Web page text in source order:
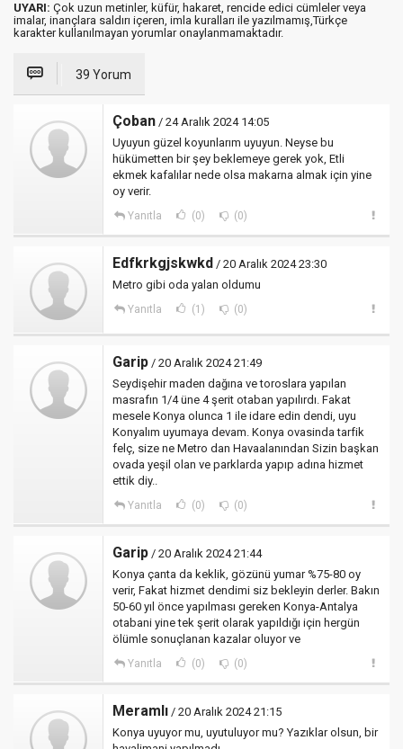
UYARI: Çok uzun metinler, küfür, hakaret, rencide edici cümleler veya
imalar, inançlara saldırı içeren, imla kuralları ile yazılmamış,Türkçe
karakter kullanılmayan yorumlar onaylanmamaktadır.
39 Yorum
Çoban / 24 Aralık 2024 14:05
Uyuyun güzel koyunlarım uyuyun. Neyse bu
hükümetten bir şey beklemeye gerek yok, Etli
ekmek kafalılar nede olsa makarna almak için yine
oy verir.
Yanıtla (0) (0)
Edfkrkgjskwkd / 20 Aralık 2024 23:30
Metro gibi oda yalan oldumu
Yanıtla (1) (0)
Garip / 20 Aralık 2024 21:49
Seydişehir maden dağına ve toroslara yapılan
masrafın 1/4 üne 4 şerit otaban yapılırdı. Fakat
mesele Konya olunca 1 ile idare edin dendi, uyu
Konyalım uyumaya devam. Konya ovasinda tarfik
felç, size ne Metro dan Havaalanından Sizin başkan
ovada yeşil olan ve parklarda yapıp adına hizmet
ettik diy..
Yanıtla (0) (0)
Garip / 20 Aralık 2024 21:44
Konya çanta da keklik, gözünü yumar %75-80 oy
verir, Fakat hizmet dendimi siz bekleyin derler. Bakın
50-60 yıl önce yapılması gereken Konya-Antalya
otabani yine tek şerit olarak yapıldığı için hergün
ölümle sonuçlanan kazalar oluyor ve
Yanıtla (0) (0)
Meramlı / 20 Aralık 2024 21:15
Konya uyuyor mu, uyutuluyor mu? Yazıklar olsun, bir